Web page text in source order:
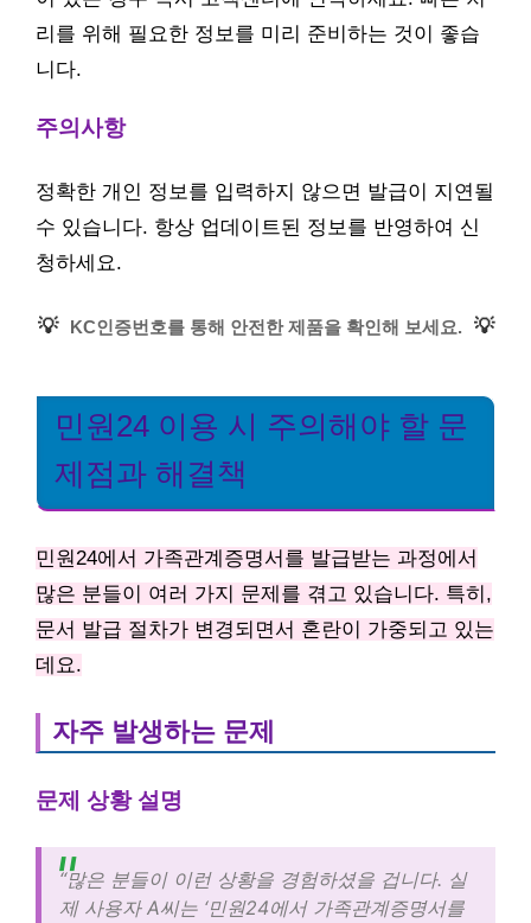
리를 위해 필요한 정보를 미리 준비하는 것이 좋습
니다.
주의사항
정확한 개인 정보를 입력하지 않으면 발급이 지연될
수 있습니다. 항상 업데이트된 정보를 반영하여 신
청하세요.
💡 KC인증번호를 통해 안전한 제품을 확인해 보세요. 💡
민원24 이용 시 주의해야 할 문
제점과 해결책
민원24에서 가족관계증명서를 발급받는 과정에서
많은 분들이 여러 가지 문제를 겪고 있습니다. 특히,
문서 발급 절차가 변경되면서 혼란이 가중되고 있는
데요.
자주 발생하는 문제
문제 상황 설명
“많은 분들이 이런 상황을 경험하셨을 겁니다. 실
제 사용자 A씨는 ‘민원24에서 가족관계증명서를